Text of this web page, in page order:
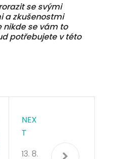
se svými
a zkušenostmi
nikde se vám to
potřebujete v této
NEX
T
13. 8.